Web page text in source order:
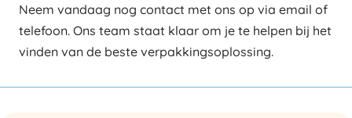
Neem vandaag nog contact met ons op via email of
telefoon. Ons team staat klaar om je te helpen bij het
vinden van de beste verpakkingsoplossing.